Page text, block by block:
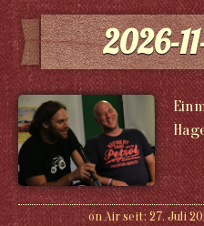
2026-
on Air seit: 27. Juli